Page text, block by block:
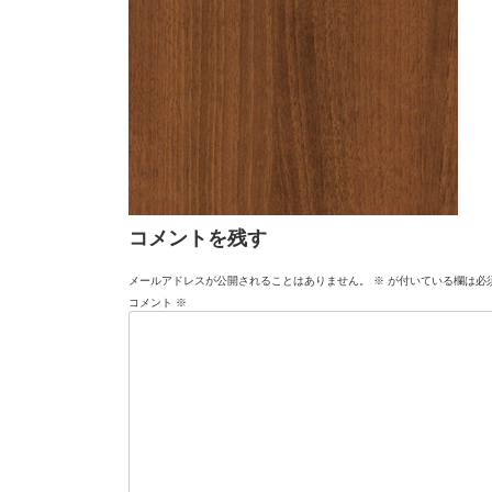
コメントを残す
メールアドレスが公開されることはありません。 ※ が付いている欄は必
コメント ※